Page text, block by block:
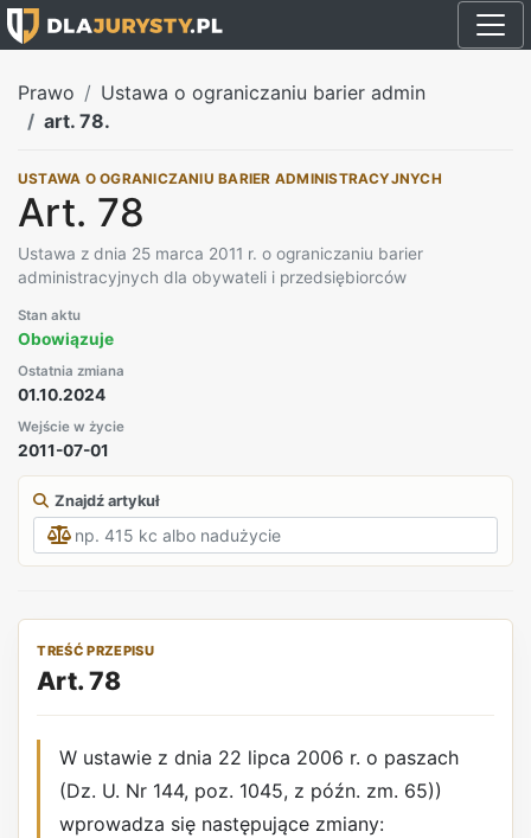
Prawo
Ustawa o ograniczaniu barier admin
art. 78.
USTAWA O OGRANICZANIU BARIER ADMINISTRACYJNYCH
Art. 78
Ustawa z dnia 25 marca 2011 r. o ograniczaniu barier
administracyjnych dla obywateli i przedsiębiorców
Stan aktu
Obowiązuje
Ostatnia zmiana
01.10.2024
Wejście w życie
2011-07-01
Znajdź artykuł
TREŚĆ PRZEPISU
Art. 78
W ustawie z dnia 22 lipca 2006 r. o paszach
(Dz. U. Nr 144, poz. 1045, z późn. zm. 65))
wprowadza się następujące zmiany: